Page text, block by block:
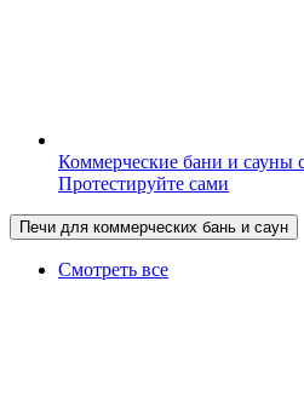
Коммерческие бани и сауны
Протестируйте сами
Печи для коммерческих бань и саун
Смотреть все